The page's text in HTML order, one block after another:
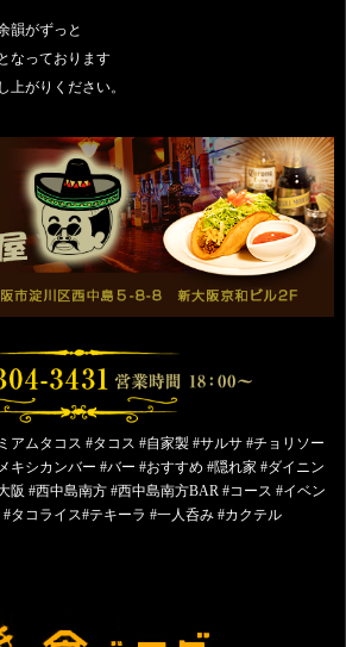
韻がずっと
なっております
上がりください。
アムタコス #タコス #自家製 #サルサ #チョリソー
キシカンバー #バー #おすすめ #隠れ家 #ダイニン
阪 #西中島南方 #西中島南方BAR #コース #イベン
#タコライス#テキーラ #一人呑み #カクテル